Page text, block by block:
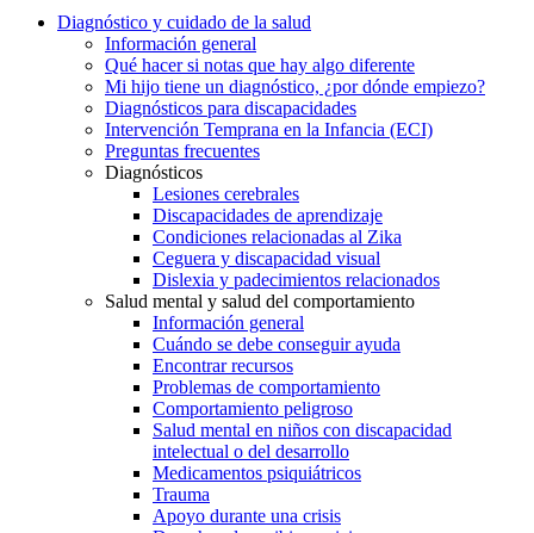
Diagnóstico y cuidado de la salud
Información general
Qué hacer si notas que hay algo diferente
Mi hijo tiene un diagnóstico, ¿por dónde empiezo?
Diagnósticos para discapacidades
Intervención Temprana en la Infancia (ECI)
Preguntas frecuentes
Diagnósticos
Lesiones cerebrales
Discapacidades de aprendizaje
Condiciones relacionadas al Zika
Ceguera y discapacidad visual
Dislexia y padecimientos relacionados
Salud mental y salud del comportamiento
Información general
Cuándo se debe conseguir ayuda
Encontrar recursos
Problemas de comportamiento
Comportamiento peligroso
Salud mental en niños con discapacidad
intelectual o del desarrollo
Medicamentos psiquiátricos
Trauma
Apoyo durante una crisis